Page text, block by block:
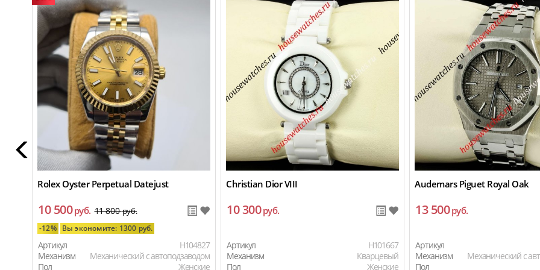
Rolex Oyster Perpetual Datejust
10 500руб. 11 800руб.
-12% Вы экономите: 1300 руб.
Артикул
H104827
Механизм
Механический с автоподзаводом
Пол
Женские
Christian Dior VIII
10 300руб.
Артикул
H101667
Механизм
Кварцевый
Пол
Женские
Audemars Piguet Royal Oak
13 500руб.
Артикул
Механизм
Механический с
Пол